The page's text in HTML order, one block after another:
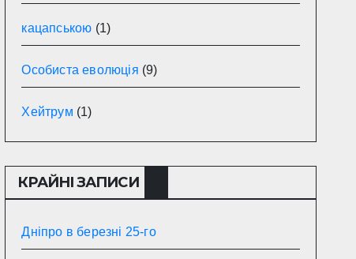
кацапською (1)
Особиста еволюція (9)
Хейтрум (1)
КРАЙНІ ЗАПИСИ
Дніпро в березні 25-го